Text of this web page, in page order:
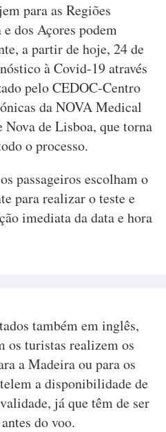
para as Regiões
dos Açores podem
a partir de hoje, 24 de
à Covid-19 através
pelo CEDOC-Centro
da NOVA Medical
Nova de Lisboa, que torna
o processo.
passageiros escolham o
para realizar o teste e
imediata da data e hora
também em inglês,
os turistas realizem os
a Madeira ou para os
a disponibilidade de
já que têm de ser
do voo.